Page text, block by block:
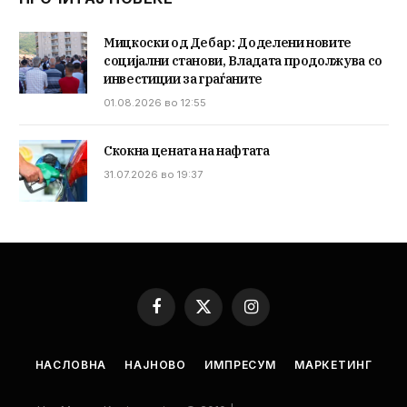
Мицкоски од Дебар: Доделени новите
социјални станови, Владата продолжува со
инвестиции за граѓаните
01.08.2026 во 12:55
Скокна цената на нафтата
31.07.2026 во 19:37
Facebook
X
Instagram
НАСЛОВНА НАЈНОВО ИМПРЕСУМ МАРКЕТИНГ